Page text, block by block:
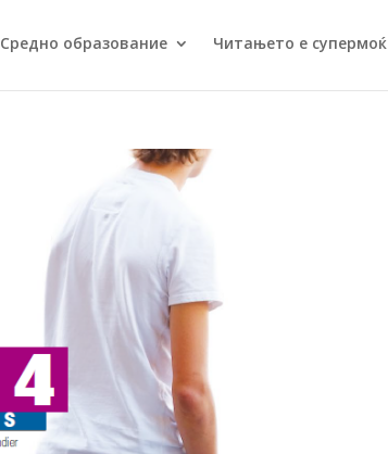
Средно образование Читањето е супермоќ